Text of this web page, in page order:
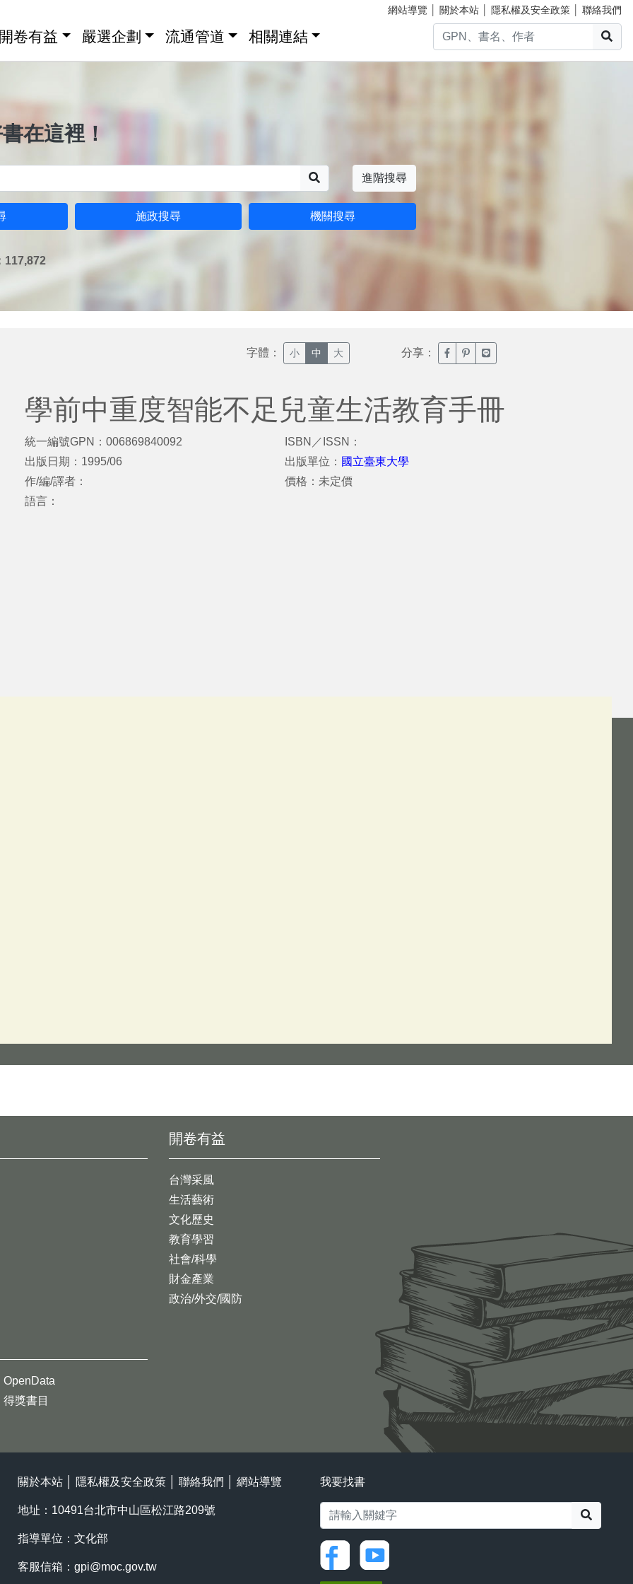
網站導覽 關於本站 隱私權及安全政策 聯絡我們
卷有益 嚴選企劃 流通管道 相關連結
在這裡！
進階搜尋
施政搜尋 機關搜尋
117,872
字體： 小 中 大 分享： 臉書分享(另開新視窗)
噗浪分享(另開新視窗)
Line分享(另開新視窗)
學前中重度智能不足兒童生活教育手冊
統一編號GPN：006869840092
出版日期：1995/06
作/編/譯者：
語言：
ISBN／ISSN：
出版單位： 國立臺東大學
價格：未定價
開卷有益
台灣采風
生活藝術
文化歷史
教育學習
社會/科學
財金產業
政治/外交/國防
OpenData
得獎書目
關於本站 隱私權及安全政策 聯絡我們 網站導覽
地址：10491台北市中山區松江路209號
指導單位：文化部
客服信箱： gpi@moc.gov.tw
我要找書